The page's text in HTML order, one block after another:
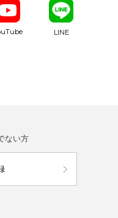
LINE
ない方